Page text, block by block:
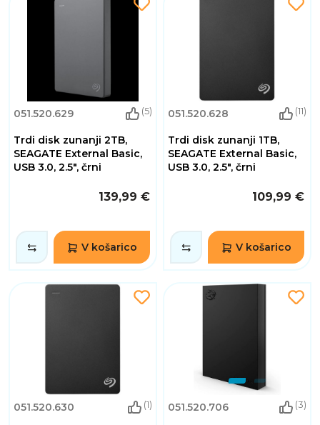
051.520.629 (5)
Trdi disk zunanji 2TB,
SEAGATE External Basic,
USB 3.0, 2.5", črni
139,99 €
V košarico
051.520.628 (11)
Trdi disk zunanji 1TB,
SEAGATE External Basic,
USB 3.0, 2.5", črni
109,99 €
V košarico
051.520.630 (1) 051.520.706 (3)